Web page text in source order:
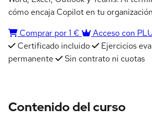
cómo encaja Copilot en tu
Comprar por 1 €
Acceso con
Certificado incluido
Ejercicios
permanente
Sin contrato ni cuotas
Contenido del curso